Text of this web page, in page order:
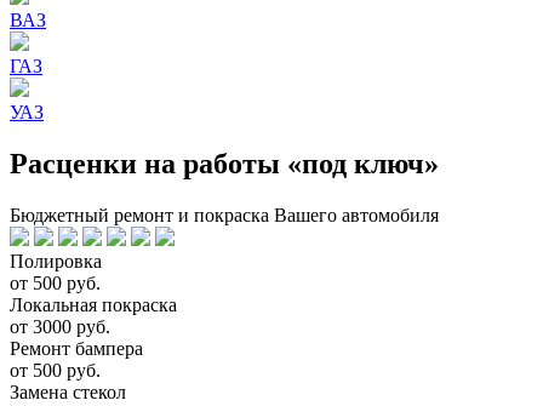
ВАЗ
ГАЗ
УАЗ
Расценки на работы «под ключ»
Бюджетный ремонт и покраска Вашего автомобиля
Полировка
от 500 руб.
Локальная покраска
от 3000 руб.
Ремонт бампера
от 500 руб.
Замена стекол